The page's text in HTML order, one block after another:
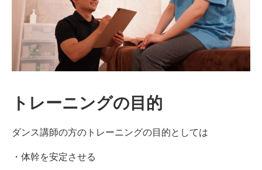
が
丘
トレーニングの目的
ダンス講師の方のトレーニングの目的としては
・体幹を安定させる